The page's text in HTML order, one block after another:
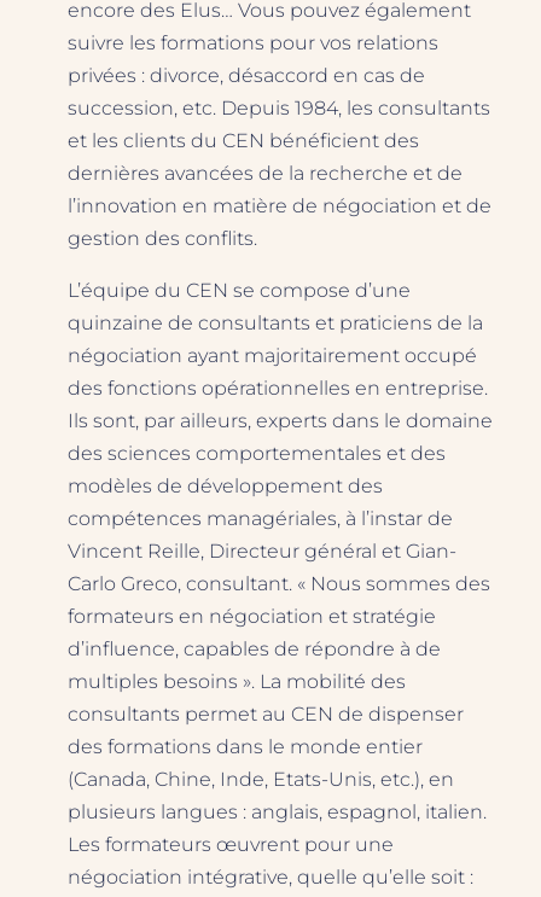
encore des Elus… Vous pouvez également
suivre les formations pour vos relations
privées : divorce, désaccord en cas de
succession, etc. Depuis 1984, les consultants
et les clients du CEN bénéficient des
dernières avancées de la recherche et de
l’innovation en matière de négociation et de
gestion des conflits.
L’équipe du CEN se compose d’une
quinzaine de consultants et praticiens de la
négociation ayant majoritairement occupé
des fonctions opérationnelles en entreprise.
Ils sont, par ailleurs, experts dans le domaine
des sciences comportementales et des
modèles de développement des
compétences managériales, à l’instar de
Vincent Reille, Directeur général et Gian-
Carlo Greco, consultant. « Nous sommes des
formateurs en négociation et stratégie
d’influence, capables de répondre à de
multiples besoins ». La mobilité des
consultants permet au CEN de dispenser
des formations dans le monde entier
(Canada, Chine, Inde, Etats-Unis, etc.), en
plusieurs langues : anglais, espagnol, italien.
Les formateurs œuvrent pour une
négociation intégrative, quelle qu’elle soit :